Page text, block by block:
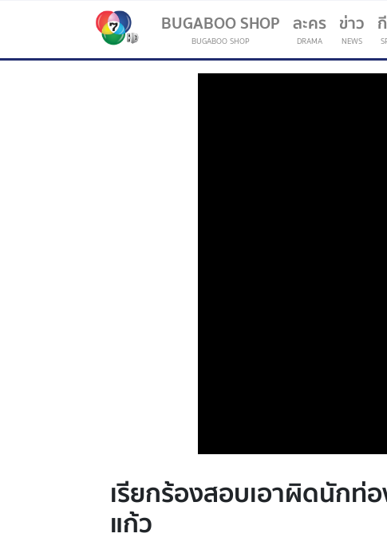
BUGABOO SHOP
BUGABOO SHOP
ละคร
DRAMA
ข่าว
NEWS
เรียกร้องสอบเอาผิดนักท่
แก้ว